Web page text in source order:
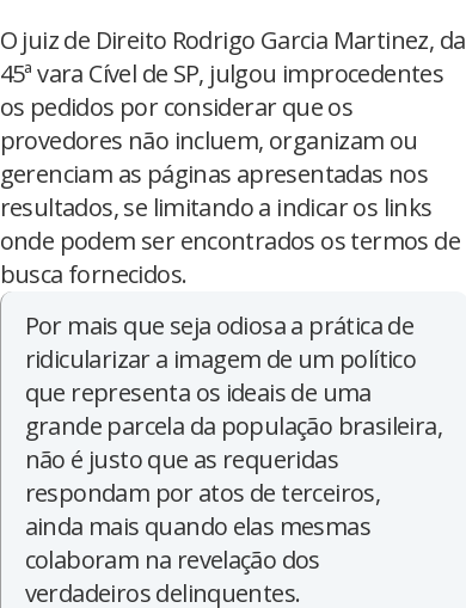
O juiz de Direito Rodrigo Garcia Martinez, da
45ª vara Cível de SP, julgou improcedentes
os pedidos por considerar que os
provedores não incluem, organizam ou
gerenciam as páginas apresentadas nos
resultados, se limitando a indicar os links
onde podem ser encontrados os termos de
busca fornecidos.
Por mais que seja odiosa a prática de
ridicularizar a imagem de um político
que representa os ideais de uma
grande parcela da população brasileira,
não é justo que as requeridas
respondam por atos de terceiros,
ainda mais quando elas mesmas
colaboram na revelação dos
verdadeiros delinquentes.